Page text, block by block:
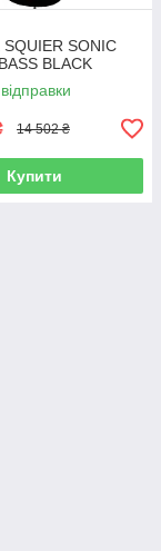
SQUIER SONIC
BLACK
14 502 ₴
Купити